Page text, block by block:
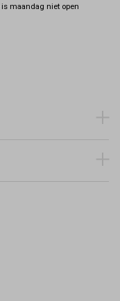
maandag niet open